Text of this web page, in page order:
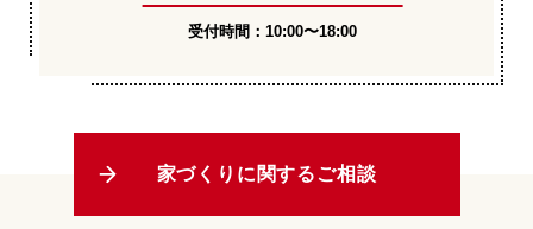
受付時間：10:00〜18:00
家づくりに関するご相談